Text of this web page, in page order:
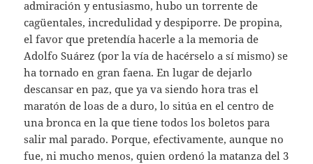
admiración y entusiasmo, hubo un torrente de
cagüentales, incredulidad y despiporre. De propina,
el favor que pretendía hacerle a la memoria de
Adolfo Suárez (por la vía de hacérselo a sí mismo) se
ha tornado en gran faena. En lugar de dejarlo
descansar en paz, que ya va siendo hora tras el
maratón de loas de a duro, lo sitúa en el centro de
una bronca en la que tiene todos los boletos para
salir mal parado. Porque, efectivamente, aunque no
fue, ni mucho menos, quien ordenó la matanza del 3